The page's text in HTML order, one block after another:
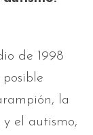
de 1998
la
el autismo,